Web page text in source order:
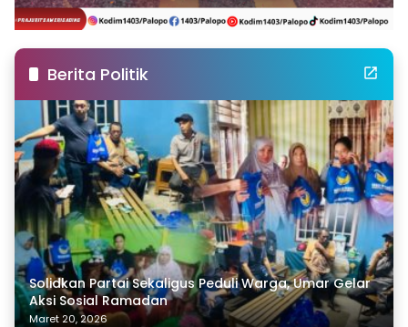
Berita Politik
Solidkan Partai Sekaligus Peduli Warga, Umar Gelar
Aksi Sosial Ramadan
Maret 20, 2026